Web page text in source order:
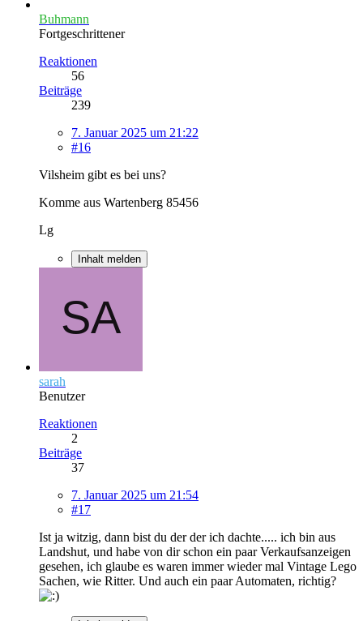
Buhmann
Fortgeschrittener
Reaktionen
56
Beiträge
239
7. Januar 2025 um 21:22
#16
Vilsheim gibt es bei uns?
Komme aus Wartenberg 85456
Lg
Inhalt melden
sarah
Benutzer
Reaktionen
2
Beiträge
37
7. Januar 2025 um 21:54
#17
Ist ja witzig, dann bist du der der ich dachte..... ich bin aus
Landshut, und habe von dir schon ein paar Verkaufsanzeigen
gesehen, ich glaube es waren immer wieder mal Vintage Lego
Sachen, wie Ritter. Und auch ein paar Automaten, richtig?